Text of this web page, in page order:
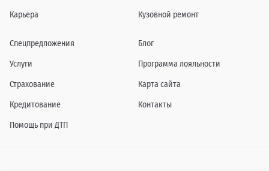
Карьера
Кузовной ремонт
Спецпредложения
Услуги
Страхование
Кредитование
Помощь при ДТП
Блог
Программа лояльности
Карта сайта
Контакты